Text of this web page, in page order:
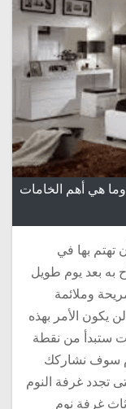
هي أهم الخامات
تهتم بها في
به بعد يوم طويل
وملائمة
يكون الأمر بهذه
ستبدأ من نقطة
سوف نشاركك
تجدد غرفة النوم
غرفة نوم